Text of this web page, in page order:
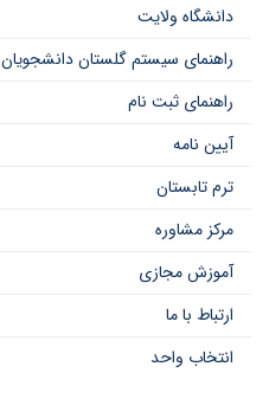
دانشگاه ولایت
راهنمای سیستم گلستان دانشجویان
راهنمای ثبت نام
آیین نامه
ترم تابستان
مرکز مشاوره
آموزش مجازی
ارتباط با ما
انتخاب واحد